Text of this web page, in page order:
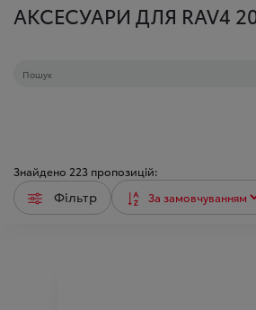
АКСЕСУАРИ ДЛЯ RAV4
Знайдено 223 пропозицій:
Фільтр